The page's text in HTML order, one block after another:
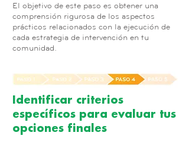
El objetivo de este paso es obtener una
comprensión rigurosa de los aspectos
prácticos relacionados con la ejecución de
cada estrategia de intervención en tu
comunidad.
Identificar criterios
específicos para evaluar tus
opciones finales